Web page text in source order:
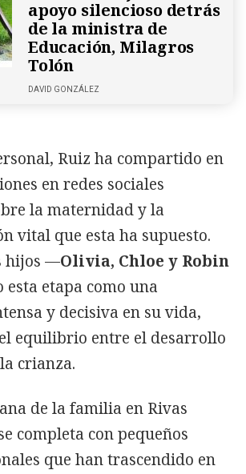
apoyo silencioso detrás
de la ministra de
Educación, Milagros
Tolón
DAVID GONZÁLEZ
Ruiz ha compartido en
en redes sociales
la maternidad y la
vital que esta ha supuesto.
hijos —Olivia, Chloe y Robin
etapa como una
y decisiva en su vida,
equilibrio entre el desarrollo
crianza.
de la familia en Rivas
completa con pequeños
que han trascendido en